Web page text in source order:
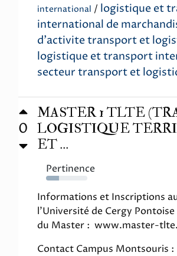
international / logistique et
international de
d'activite transport et
logistique et transport
secteur transport et
0
MASTER 1 TLTE
LOGISTIQUE
ET ...
Pertinence
31%
Informations et Inscriptions
l'Université de Cergy
du Master : www.master-
Contact Campus Montsouris :